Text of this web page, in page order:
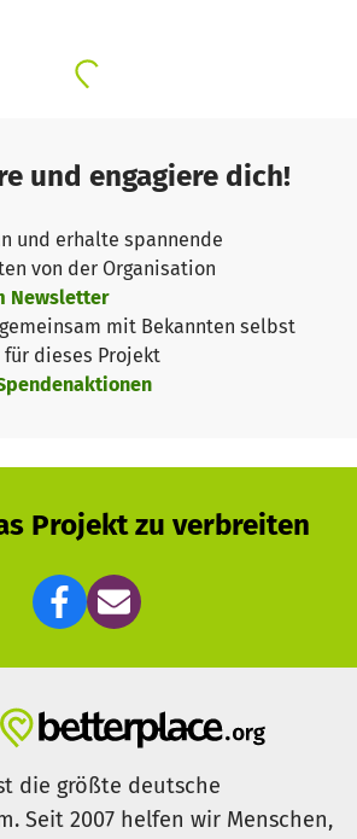
geht um die Versorgung mit dem
aufsucht, findet Orte zum
Ohr.Von hier aus begleiten wir
auf dem Wegzurück in eine eigene
wir Ihre Hilfe.
Sie uns mit Ihrer Spende dabei,
und engagiere dich!
und erhalte spannende
von der Organisation
Newsletter
mit Bekannten selbst
für dieses Projekt
Projekt zu verbreiten
die größte deutsche
Seit 2007 helfen wir Menschen,